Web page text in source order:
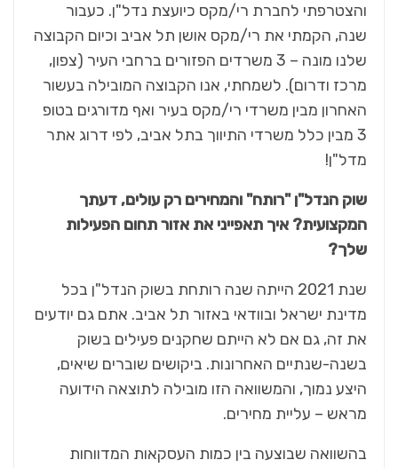
והצטרפתי לחברת רי/מקס כיועצת נדל"ן. כעבור
שנה, הקמתי את רי/מקס אושן תל אביב וכיום הקבוצה
שלנו מונה – 3 משרדים הפזורים ברחבי העיר (צפון,
מרכז ודרום). לשמחתי, אנו הקבוצה המובילה בעשור
האחרון מבין משרדי רי/מקס בעיר ואף מדורגים בטופ
3 מבין כלל משרדי התיווך בתל אביב, לפי דרוג אתר
מדל"ן!
שוק הנדל"ן "רותח" והמחירים רק עולים, דעתך
המקצועית? איך תאפייני את אזור תחום הפעילות
שלך?
שנת 2021 הייתה שנה רותחת בשוק הנדל"ן בכל
מדינת ישראל ובוודאי באזור תל אביב. אתם גם יודעים
את זה, גם אם לא הייתם שחקנים פעילים בשוק
בשנה-שנתיים האחרונות. ביקושים שוברים שיאים,
היצע נמוך, והמשוואה הזו מובילה לתוצאה הידועה
מראש – עליית מחירים.
בהשוואה שבוצעה בין כמות העסקאות המדווחות